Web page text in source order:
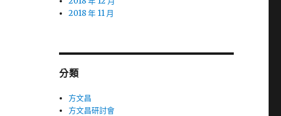
2018 年 11 月
分類
方文昌
方文昌研討會